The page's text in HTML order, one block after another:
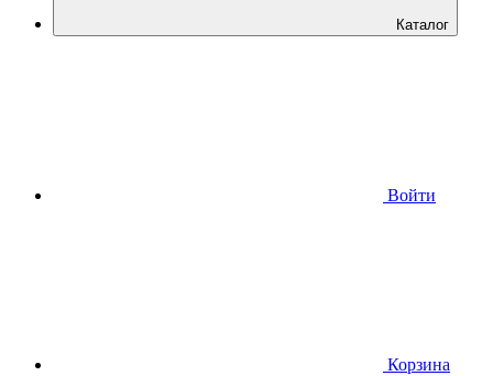
Каталог
Войти
Корзина